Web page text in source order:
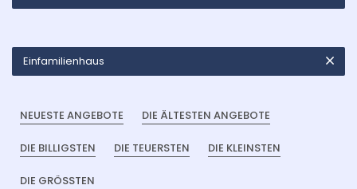
Einfamilienhaus
NEUESTE ANGEBOTE DIE ÄLTESTEN ANGEBOTE
DIE BILLIGSTEN DIE TEUERSTEN DIE KLEINSTEN
DIE GRÖSSTEN